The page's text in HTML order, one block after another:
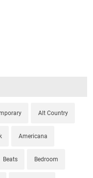
Alt Country
Americana
Beats Bedroom